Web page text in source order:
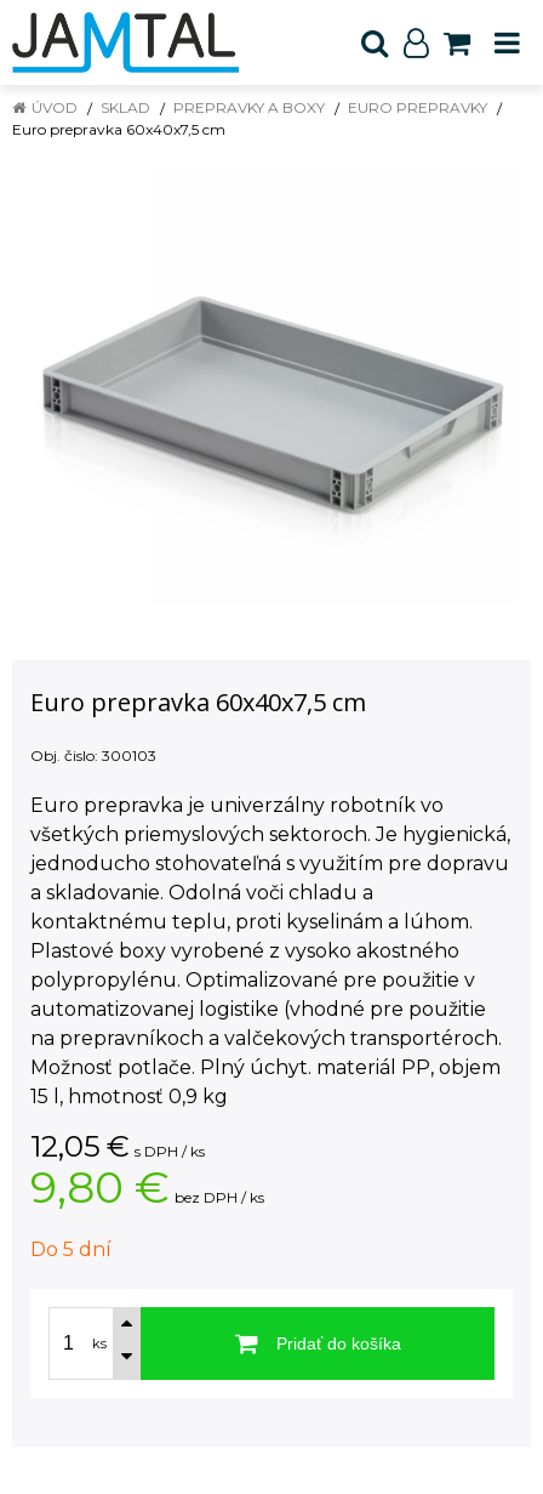
ÚVOD SKLAD PREPRAVKY A BOXY
EURO PREPRAVKY
Euro prepravka 60x40x7,5 cm
Euro prepravka 60x40x7,5 cm
Obj. čislo: 300103
Euro prepravka je univerzálny robotník vo
všetkých priemyslových sektoroch. Je hygienická,
jednoducho stohovateľná s využitím pre dopravu
a skladovanie. Odolná voči chladu a
kontaktnému teplu, proti kyselinám a lúhom.
Plastové boxy vyrobené z vysoko akostného
polypropylénu. Optimalizované pre použitie v
automatizovanej logistike (vhodné pre použitie
na prepravníkoch a valčekových transportéroch.
Možnosť potlače. Plný úchyt. materiál PP, objem
15 l, hmotnosť 0,9 kg
12,05 € s DPH / ks
9,80 € bez DPH / ks
Do 5 dní
ks Pridať do košíka